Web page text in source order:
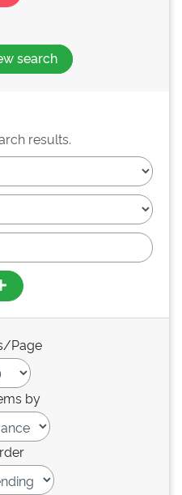
search
results.
Page
by